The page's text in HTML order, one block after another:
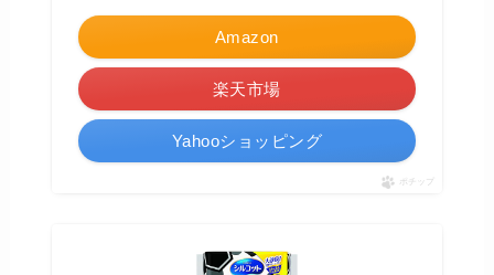
Amazon
楽天市場
Yahooショッピング
ポチップ